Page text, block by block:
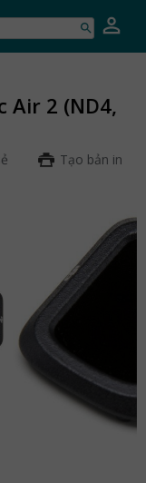
Air 2 (ND4,
Tạo bản in